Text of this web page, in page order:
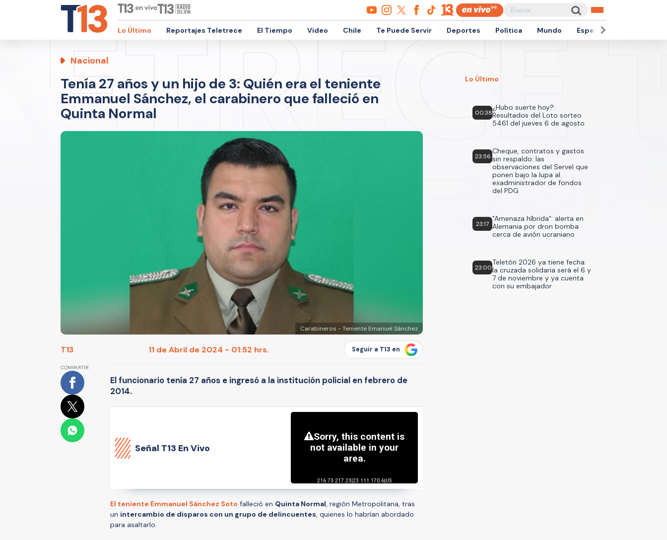
Lo Último Reportajes Teletrece El Tiempo Video Chile Te Puede Servir Deportes Política Mundo Espectáculos
Nacional
Tenía 27 años y un hijo de 3: Quién era el teniente
Emmanuel Sánchez, el carabinero que falleció en
Quinta Normal
Carabineros - Teniente Emanuel Sánchez
T13 11 de Abril de 2024 - 01:52 hrs. Seguir a T13 en
COMPARTIR
El funcionario tenía 27 años e ingresó a la institución policial en febrero de
2014.
Señal T13 En Vivo
El teniente Emmanuel Sánchez Soto falleció en Quinta Normal, región Metropolitana, tras
un intercambio de disparos con un grupo de delincuentes, quienes lo habrían abordado
para asaltarlo.
Lo Último
00:38
¿Hubo suerte hoy?:
Resultados del Loto sorteo
5461 del jueves 6 de agosto
23:56
Cheque, contratos y gastos
sin respaldo: las
observaciones del Servel que
ponen bajo la lupa al
exadministrador de fondos
del PDG
23:17
"Amenaza híbrida": alerta en
Alemania por dron bomba
cerca de avión ucraniano
23:00
Teletón 2026 ya tiene fecha:
la cruzada solidaria será el 6 y
7 de noviembre y ya cuenta
con su embajador